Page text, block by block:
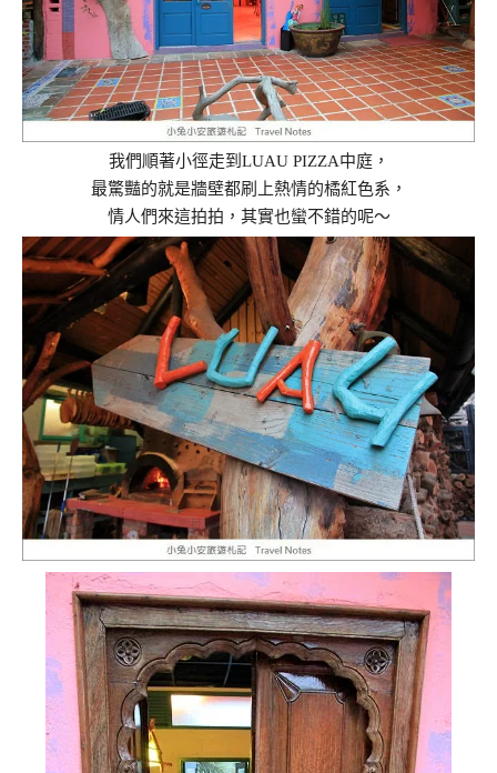
我們順著小徑走到LUAU PIZZA中庭，
最驚豔的就是牆壁都刷上熱情的橘紅色系，
情人們來這拍拍，其實也蠻不錯的呢～